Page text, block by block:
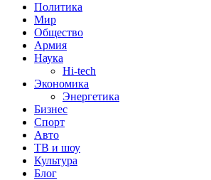
Политика
Мир
Общество
Армия
Наука
Hi-tech
Экономика
Энергетика
Бизнес
Спорт
Авто
ТВ и шоу
Культура
Блог